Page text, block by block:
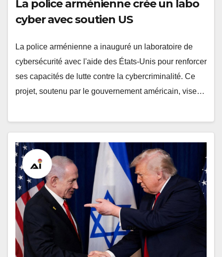
La police arménienne crée un labo
cyber avec soutien US
La police arménienne a inauguré un laboratoire de
cybersécurité avec l'aide des États-Unis pour renforcer
ses capacités de lutte contre la cybercriminalité. Ce
projet, soutenu par le gouvernement américain, vise…